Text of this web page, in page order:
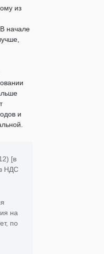
из
начале
и
[в
НДС
на
по